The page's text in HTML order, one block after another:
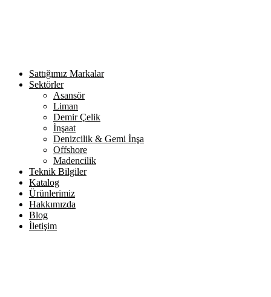
Sattığımız Markalar
Sektörler
Asansör
Liman
Demir Çelik
İnşaat
Denizcilik & Gemi İnşa
Offshore
Madencilik
Teknik Bilgiler
Katalog
Ürünlerimiz
Hakkımızda
Blog
İletişim